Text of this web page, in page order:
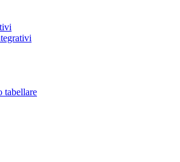
tabellare